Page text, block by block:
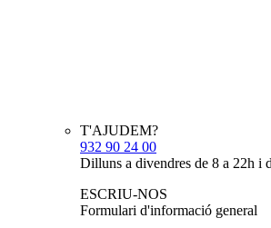
T'AJUDEM?
932 90 24 00
Dilluns a divendres de 8 a 22h i
ESCRIU-NOS
Formulari d'informació general